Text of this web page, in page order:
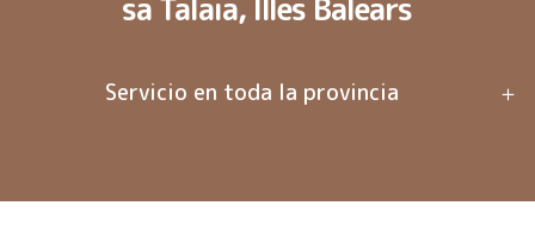
sa Talaia, Illes Balears
Servicio en toda la provincia